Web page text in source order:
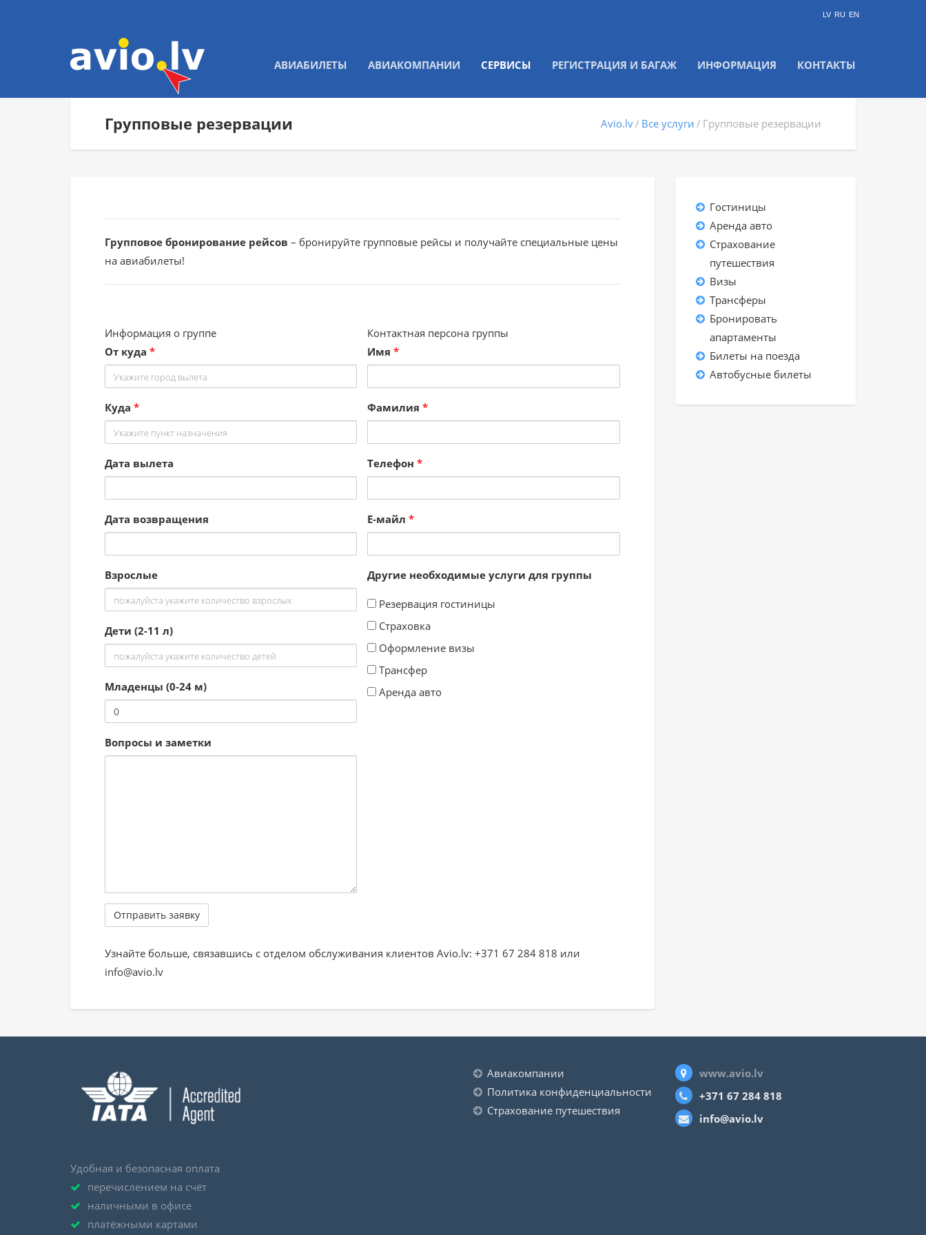
LV RU EN
АВИАБИЛЕТЫ АВИАКОМПАНИИ СЕРВИСЫ РЕГИСТРАЦИЯ И БАГАЖ ИНФОРМАЦИЯ КОНТАКТЫ
Групповые резервации Avio.lv Все услуги Групповые резервации
Групповое бронирование рейсов – бронируйте групповые рейсы и получайте специальные цены
на авиабилеты!
Информация о группе
От куда *
Куда *
Дата вылета
Дата возвращения
Взрослые
Дети (2-11 л)
Младенцы (0-24 м)
Вопросы и заметки
Контактная персона группы
Имя*
Фамилия*
Телефон*
Е-майл*
Другие необходимые услуги для группы
Резервация гостиницы
Страховка
Оформление визы
Трансфер
Аренда авто
Узнайте больше, связавшись с отделом обслуживания клиентов Avio.lv: +371 67 284 818 или
info@avio.lv
Гостиницы
Аренда авто
Страхование
путешествия
Визы
Трансферы
Бронировать
апартаменты
Билеты на поезда
Автобусные билеты
Удобная и безопасная оплата
перечислением на счёт
наличными в офисе
платёжными картами
Авиакомпании
Политика конфиденциальности
Страхование путешествия
www.avio.lv
+371 67 284 818
info@avio.lv